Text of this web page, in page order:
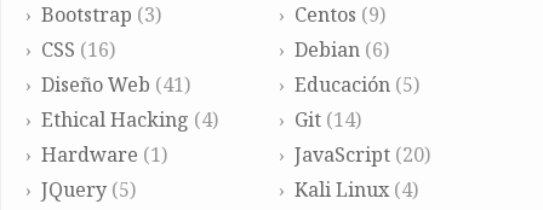
Bootstrap (3) Centos (9)
CSS (16) Debian(6)
Diseño Web (41) Educación(5)
Ethical Hacking (4) Git(14)
Hardware (1) JavaScript(20)
JQuery (5) Kali Linux(4)